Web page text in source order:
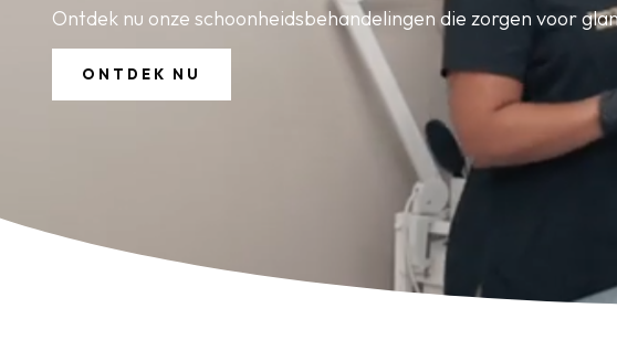
Ontdek nu onze schoonheidsbehandelingen die zorgen voor
ONTDEK NU